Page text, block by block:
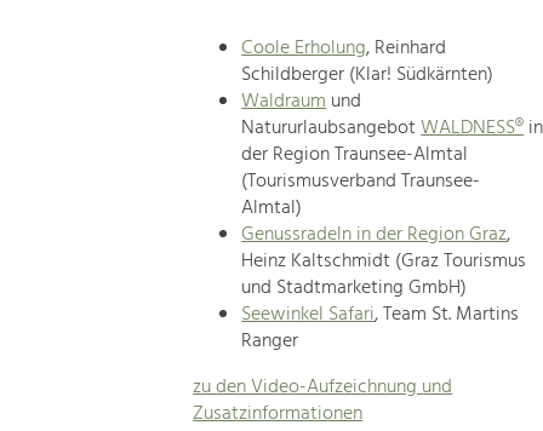
Coole Erholung, Reinhard
Schildberger (Klar! Südkärnten)
Waldraumund
NatururlaubsangebotWALDNESS®in
der Region Traunsee-Almtal
(Tourismusverband Traunsee-
Almtal)
Genussradeln in der Region Graz,
Heinz Kaltschmidt (Graz Tourismus
und Stadtmarketing GmbH)
Seewinkel Safari, Team St. Martins
Ranger
zu den Video-Aufzeichnung und
Zusatzinformationen